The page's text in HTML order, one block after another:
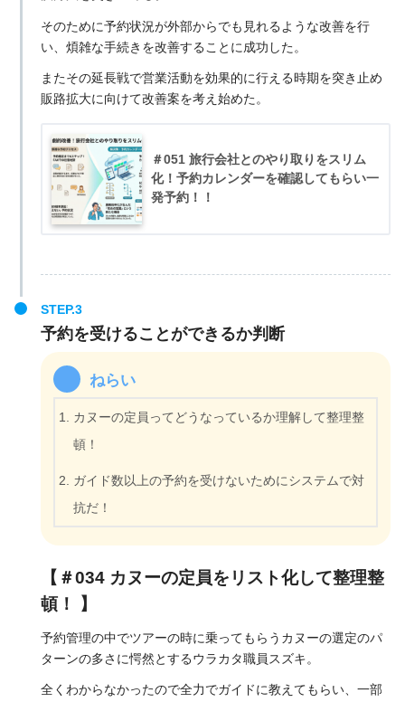
そのために予約状況が外部からでも見れるような改善を行
い、煩雑な手続きを改善することに成功した。
またその延長戦で営業活動を効果的に行える時期を突き止め
販路拡大に向けて改善案を考え始めた。
＃051 旅行会社とのやり取りをスリム
化！予約カレンダーを確認してもらい一
発予約！！
予約を受けることができるか判断
ねらい
カヌーの定員ってどうなっているか理解して整理整
頓！
ガイド数以上の予約を受けないためにシステムで対
抗だ！
【＃034 カヌーの定員をリスト化して整理整
頓！ 】
予約管理の中でツアーの時に乗ってもらうカヌーの選定のパ
ターンの多さに愕然とするウラカタ職員スズキ。
全くわからなかったので全力でガイドに教えてもらい、一部